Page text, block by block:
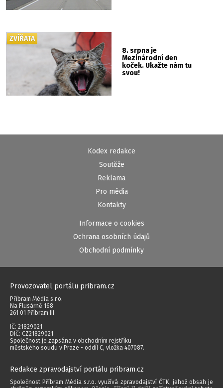
8. srpna je
Mezinárodní den
koček. Ukažte nám tu
svou!
ZVÍŘATA
Kodex redakce
Soutěže
Reklama
Pro média
Kontakty
Informace o cookies
Ochrana osobních údajů
Obchodní podmínky
Provozovatel portálu pribram.cz
Příbram Média s.r.o.
Na Flusárně 168
261 01 Příbram III
IČ: 21829021
DIČ: CZ21829021
Společnost je zapsána v obchodním rejstříku
městského soudu v Praze - oddíl C, vložka 407087.
Redakce zpravodajství portálu pribram.cz
Společnost Příbram Média s.r.o. využívá zpravodajství ČTK, jehož obsah je